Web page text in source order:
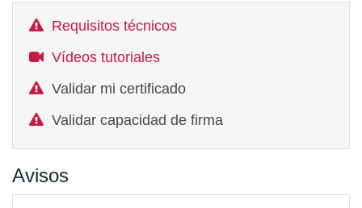
Requisitos técnicos
Vídeos tutoriales
Validar mi certificado
Validar capacidad de firma
Avisos